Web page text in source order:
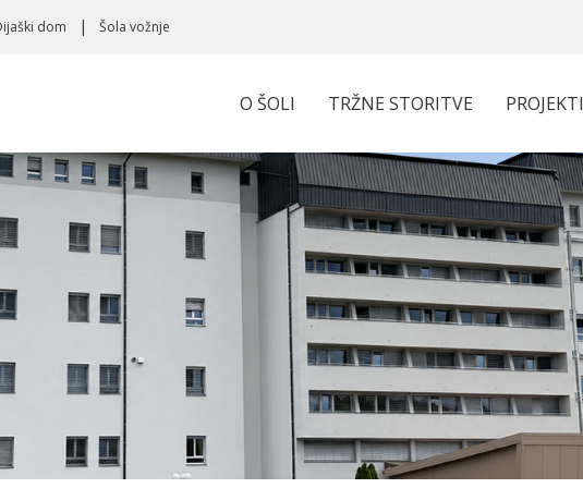
dom Šola vožnje
O ŠOLI TRŽNE STORITVE PROJEKTI